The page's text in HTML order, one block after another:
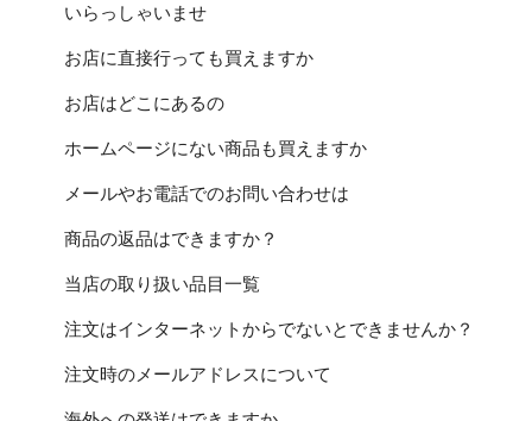
いらっしゃいませ
お店に直接行っても買えますか
お店はどこにあるの
ホームページにない商品も買えますか
メールやお電話でのお問い合わせは
商品の返品はできますか？
当店の取り扱い品目一覧
注文はインターネットからでないとできませんか？
注文時のメールアドレスについて